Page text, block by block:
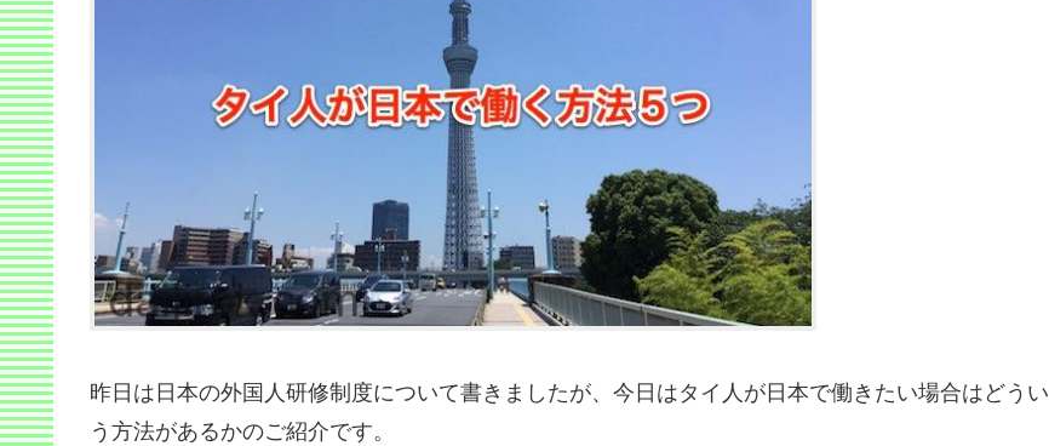
昨日は日本の外国人研修制度について書きましたが、今日はタイ人が日本で働きたい場合はどうい
う方法があるかのご紹介です。